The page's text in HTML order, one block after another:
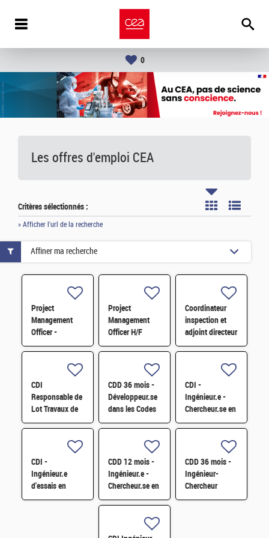
0
Les offres d'emploi CEA
Critères sélectionnés :
» Afficher l'url de la recherche
Project
Management
Officer -
Référent Cost
Project
Management
Officer H/F
Coordinateur
inspection et
adjoint directeur
qualité/inspection
CDI
Responsable de
Lot Travaux de
Démantèlement
CDD 36 mois -
Développeur.se
dans les Codes
de Traitement
Nucléaires et
Monte-Carlo H/F
CDI -
Ingénieur.e -
Chercheur.se en
caractérisation
atomique
tomographique
H/F
CDI -
Ingénieur.e
d'essais en
mécanique
CDD 12 mois -
Ingénieur.e -
Chercheur.se en
Matériaux et
CDD 36 mois -
Ingénieur-
Chercheur
matériaux -
Affiner ma recherche